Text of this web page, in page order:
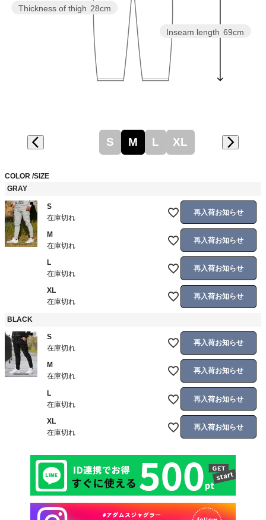
Inseam length 69cm
Thickness of thigh 28cm
S M L XL
COLOR SIZE
GRAY
S
在庫切れ
再入荷お知らせ
M
在庫切れ
再入荷お知らせ
L
在庫切れ
再入荷お知らせ
XL
在庫切れ
再入荷お知らせ
BLACK
S
在庫切れ
再入荷お知らせ
M
在庫切れ
再入荷お知らせ
L
在庫切れ
再入荷お知らせ
XL
在庫切れ
再入荷お知らせ